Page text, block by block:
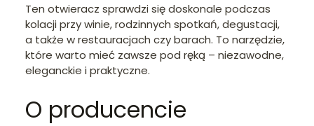
Ten otwieracz sprawdzi się doskonale podczas
kolacji przy winie, rodzinnych spotkań, degustacji,
a także w restauracjach czy barach. To narzędzie,
które warto mieć zawsze pod ręką – niezawodne,
eleganckie i praktyczne.
O producencie